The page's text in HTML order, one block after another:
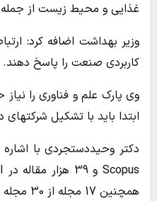
غذایی و محیط زیست از جمله
وزیر بهداشت اضافه کرد:
کاربردی صنعت را پاسخ دهند.
وی پارک علم و فناوری را
ابتدا باید با تشکیل
همچنین 17 مجله از 30 مجله ایرانی نمایه شده در ISI در حوزه علوم پزشکی هستند.